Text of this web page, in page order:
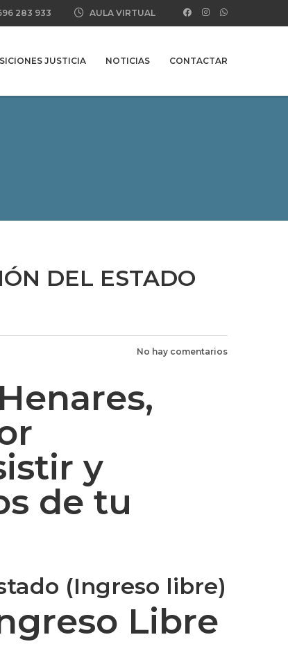
AULA VIRTUAL
283 933
JUSTICIA NOTICIAS CONTACTAR
DEL ESTADO
No hay comentarios
y
de tu
(Ingreso libre)
Libre